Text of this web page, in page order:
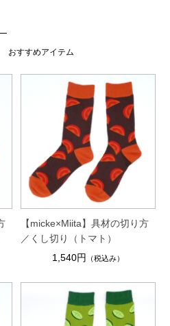
おすすめアイテム
【micke×Miita】具材の切り方
／くし切り（トマト）
1,540円
（税込み）